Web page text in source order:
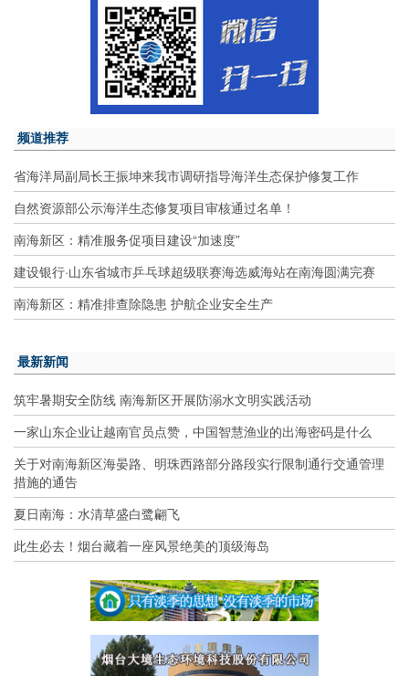
频道推荐
省海洋局副局长王振坤来我市调研指导海洋生态保护修复工作
自然资源部公示海洋生态修复项目审核通过名单！
南海新区：精准服务促项目建设“加速度”
建设银行·山东省城市乒乓球超级联赛海选威海站在南海圆满完赛
南海新区：精准排查除隐患 护航企业安全生产
最新新闻
筑牢暑期安全防线 南海新区开展防溺水文明实践活动
一家山东企业让越南官员点赞，中国智慧渔业的出海密码是什么
关于对南海新区海晏路、明珠西路部分路段实行限制通行交通管理
措施的通告
夏日南海：水清草盛白鹭翩飞
此生必去！烟台藏着一座风景绝美的顶级海岛